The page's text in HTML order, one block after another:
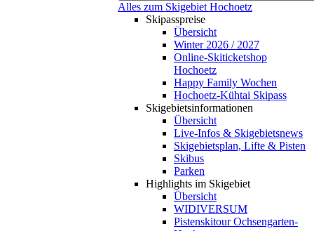
Alles zum Skigebiet Hochoetz
Skipasspreise
Übersicht
Winter 2026 / 2027
Online-Skiticketshop
Hochoetz
Happy Family Wochen
Hochoetz-Kühtai Skipass
Skigebietsinformationen
Übersicht
Live-Infos & Skigebietsnews
Skigebietsplan, Lifte & Pisten
Skibus
Parken
Highlights im Skigebiet
Übersicht
WIDIVERSUM
Pistenskitour Ochsengarten-